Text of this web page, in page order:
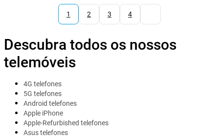
1 2 3 4
Descubra todos os nossos
telemóveis
4G telefones
5G telefones
Android telefones
Apple iPhone
Apple-Refurbished telefones
Asus telefones